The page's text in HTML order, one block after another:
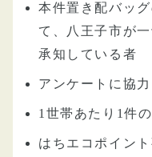
本件置き配バッ
て、八王子市が
承知している者
アンケートに協
1世帯あたり1件
はちエコポイン